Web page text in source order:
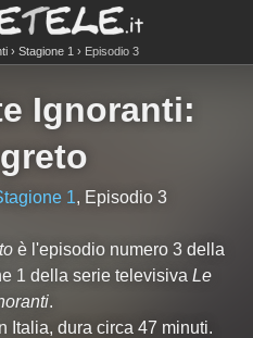
Stagione 1 Episodio 3
Ignoranti:
1, Episodio 3
è l'episodio numero3 della
1 della serie televisivaLe
.
Italia, dura circa 47 minuti.